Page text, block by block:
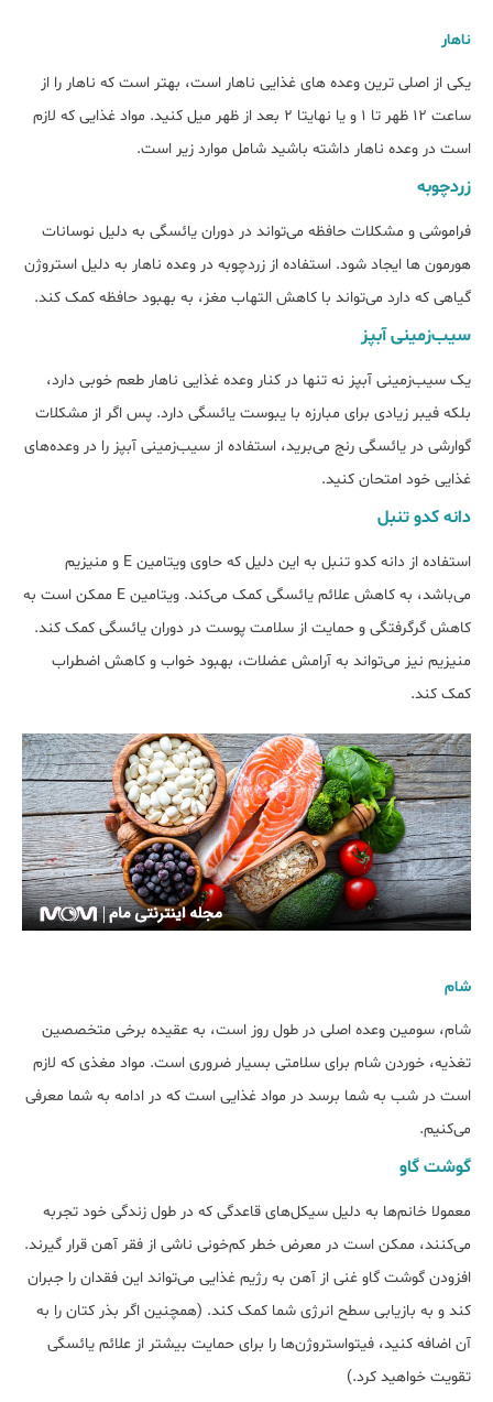
ناهار
یکی از اصلی ترین وعده های غذایی ناهار است، بهتر است که ناهار را از
ساعت 12 ظهر تا 1 و یا نهایتا 2 بعد از ظهر میل کنید. مواد غذایی که لازم
است در وعده ناهار داشته باشید شامل موارد زیر است.
زردچوبه
فراموشی و مشکلات حافظه می‌تواند در دوران یائسگی به دلیل نوسانات
هورمون ها ایجاد شود. استفاده از زردچوبه در وعده ناهار به دلیل استروژن
گیاهی که دارد می‌تواند با کاهش التهاب مغز، به بهبود حافظه کمک کند.
سیب‌زمینی آبپز
یک سیب‌زمینی آبپز نه تنها در کنار وعده غذایی ناهار طعم خوبی دارد،
بلکه فیبر زیادی برای مبارزه با یبوست یائسگی دارد. پس اگر از مشکلات
گوارشی در یائسگی رنج می‌برید، استفاده از سیب‌زمینی آبپز را در وعده‌های
غذایی خود امتحان کنید.
دانه کدو تنبل
استفاده از دانه کدو تنبل به این دلیل که حاوی ویتامین E و منیزیم
می‌باشد، به کاهش علائم یائسگی کمک می‌کند. ویتامین E ممکن است به
کاهش گرگرفتگی و حمایت از سلامت پوست در دوران یائسگی کمک کند.
منیزیم نیز می‌تواند به آرامش عضلات، بهبود خواب و کاهش اضطراب
کمک کند.
شام
شام، سومین وعده اصلی در طول روز است، به عقیده برخی متخصصین
تغذیه، خوردن شام برای سلامتی بسیار ضروری است. مواد مغذی که لازم
است در شب به شما برسد در مواد غذایی است که در ادامه به شما معرفی
می‌کنیم.
گوشت گاو
معمولا خانم‌ها به دلیل سیکل‌های قاعدگی که در طول زندگی خود تجربه
می‌کنند، ممکن است در معرض خطر کم‌خونی ناشی از فقر آهن قرار گیرند.
افزودن گوشت گاو غنی از آهن به رژیم غذایی می‌تواند این فقدان را جبران
کند و به بازیابی سطح انرژی شما کمک کند. (همچنین اگر بذر کتان را به
آن اضافه کنید، فیتواستروژن‌ها را برای حمایت بیشتر از علائم یائسگی
تقویت خواهید کرد.)